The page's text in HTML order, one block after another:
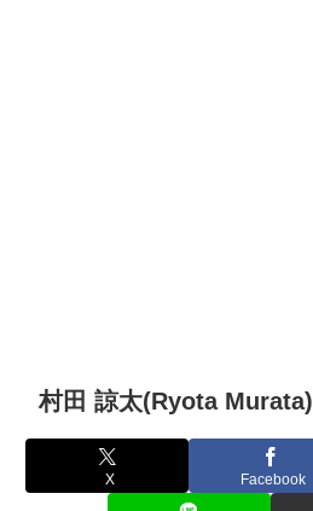
村田 諒太(Ryota Murata)
X Facebook